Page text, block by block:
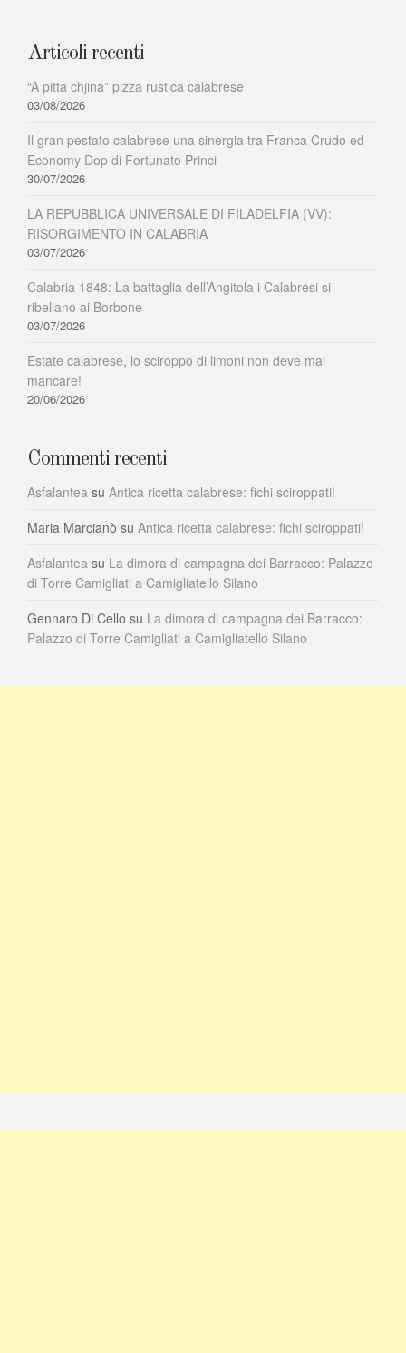
Articoli recenti
“A pitta chjina” pizza rustica calabrese
03/08/2026
Il gran pestato calabrese una sinergia tra Franca Crudo ed
Economy Dop di Fortunato Princi
30/07/2026
LA REPUBBLICA UNIVERSALE DI FILADELFIA (VV):
RISORGIMENTO IN CALABRIA
03/07/2026
Calabria 1848: La battaglia dell’Angitola i Calabresi si
ribellano ai Borbone
03/07/2026
Estate calabrese, lo sciroppo di limoni non deve mai
mancare!
20/06/2026
Commenti recenti
Asfalantea su Antica ricetta calabrese: fichi sciroppati!
Maria Marcianò su Antica ricetta calabrese: fichi sciroppati!
Asfalantea su La dimora di campagna dei Barracco: Palazzo
di Torre Camigliati a Camigliatello Silano
Gennaro Di Cello su La dimora di campagna dei Barracco:
Palazzo di Torre Camigliati a Camigliatello Silano